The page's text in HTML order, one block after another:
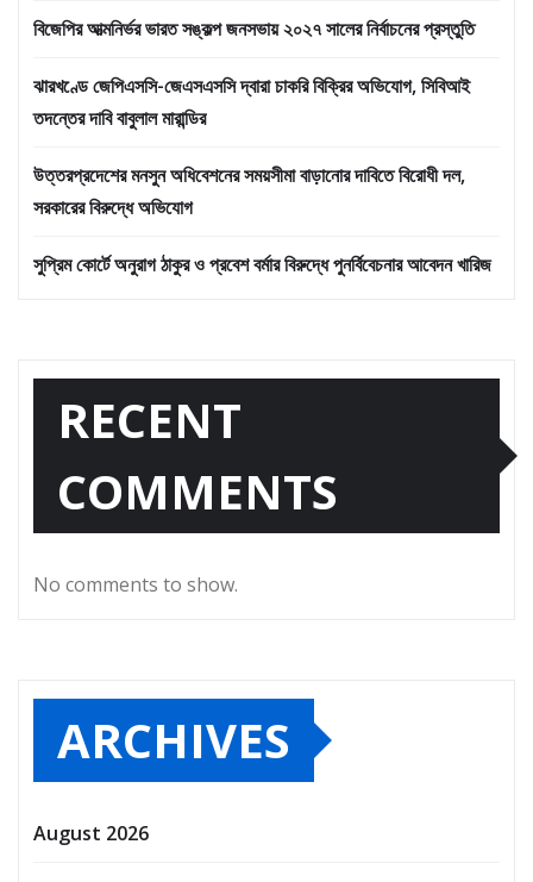
বিজেপির আত্মনির্ভর ভারত সঙ্কল্প জনসভায় ২০২৭ সালের নির্বাচনের প্রস্তুতি
ঝারখণ্ডে জেপিএসসি-জেএসএসসি দ্বারা চাকরি বিক্রির অভিযোগ, সিবিআই
তদন্তের দাবি বাবুলাল মারান্ডির
উত্তরপ্রদেশের মনসুন অধিবেশনের সময়সীমা বাড়ানোর দাবিতে বিরোধী দল,
সরকারের বিরুদ্ধে অভিযোগ
সুপ্রিম কোর্টে অনুরাগ ঠাকুর ও প্রবেশ বর্মার বিরুদ্ধে পুনর্বিবেচনার আবেদন খারিজ
RECENT
COMMENTS
No comments to show.
ARCHIVES
August 2026